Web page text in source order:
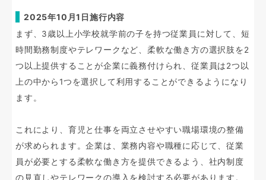
2025年10月1日施行内容
まず、3歳以上小学校就学前の子を持つ従業員に対して、短
時間勤務制度やテレワークなど、柔軟な働き方の選択肢を2
つ以上提供することが企業に義務付けられ、従業員は2つ以
上の中から1つを選択して利用することができるようになり
ます。
これにより、育児と仕事を両立させやすい職場環境の整備
が求められます。企業は、業務内容や職種に応じて、従業
員が必要とする柔軟な働き方を提供できるよう、社内制度
の見直しやテレワークの導入を検討する必要があります。